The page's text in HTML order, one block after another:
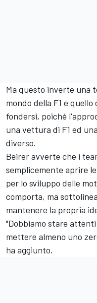
Ma questo inverte una
mondo della F1 e
fondersi, poiché
una vettura di F1 ed
diverso.
Beirer avverte che i
semplicemente aprire
per lo sviluppo delle
comporta, ma
mantenere la propria
"Dobbiamo stare
mettere almeno uno
ha aggiunto.